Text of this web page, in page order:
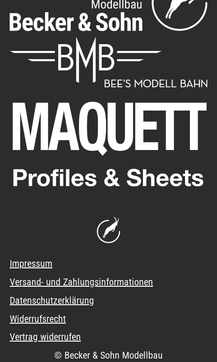
Impressum
Versand- und Zahlungsinformationen
Datenschutzerklärung
Widerrufsrecht
Vertrag widerrufen
© Becker & Sohn Modellbau